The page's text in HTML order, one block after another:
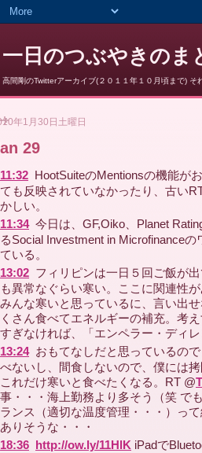
一日のつぶやきのま
高間剛のTwitterアーカイブ(２０１１年１０月頃まで)
年1月30日土曜日
29
11:32 HootSuiteのMentionsの機能が
ても反映されていなかったり、古い
かしい。
11:34 今日は、GF,Oiko、Planet
るSocial Investment in Microfinance
ている。
13:02 フィリピンは一日５回ご飯が
も異常なぐらい寒い。ここに関連性
みんな寒いと思っているに、言い出
くさん食べてエネルギーの補充。考
すぎなければ、「エンペラー・ディ
13:24 おもてなしだと思っているの
べないし、間食しないので、僕には
これだけ寒いと食べたくなる。RT @
事・・・海上勤務より多そう（笑 で
ランス（適切な温度管理・・・）っ
ありそうな・・・
18:36 http://ow.ly/11HlK iPadで